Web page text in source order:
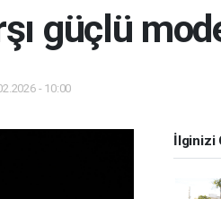
güçlü
- 10:00
İlginizi